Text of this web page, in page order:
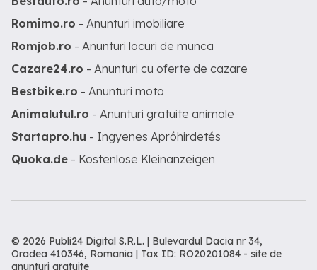
Romimo.ro - Anunturi imobiliare
Romjob.ro - Anunturi locuri de munca
Cazare24.ro - Anunturi cu oferte de cazare
Bestbike.ro - Anunturi moto
Animalutul.ro - Anunturi gratuite animale
Startapro.hu - Ingyenes Apróhirdetés
Quoka.de - Kostenlose Kleinanzeigen
© 2026 Publi24 Digital S.R.L. | Bulevardul Dacia nr 34,
Oradea 410346, Romania | Tax ID: RO20201084 - site de
anunturi gratuite